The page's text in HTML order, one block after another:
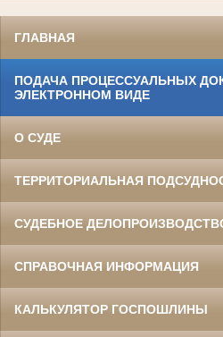
ГЛАВНАЯ
ПОДАЧА ПРОЦЕССУАЛЬНЫХ
ЭЛЕКТРОННОМ ВИДЕ
О СУДЕ
ТЕРРИТОРИАЛЬНАЯ
СУДЕБНОЕ
СПРАВОЧНАЯ ИНФОРМАЦИЯ
КАЛЬКУЛЯТОР ГОСПОШЛИНЫ